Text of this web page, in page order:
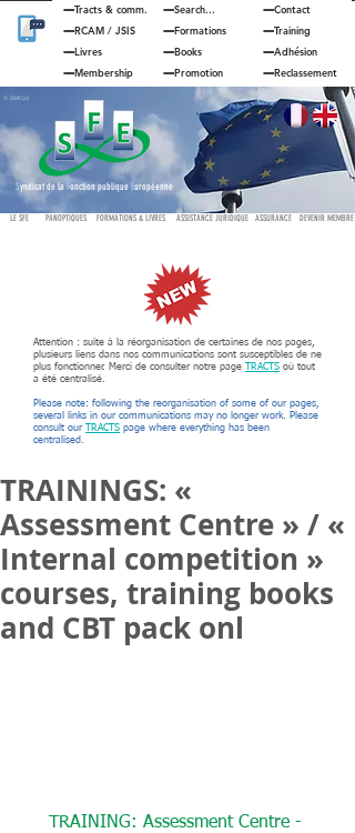
Tracts & comm.
RCAM / JSIS
Livres
Membership
Search...
Formations
Books
Promotion
Contact
Training
Adhésion
Reclassement
© JOUAN Cyril
Syndicat de laFonction publique Européenne
LE SFE PANOPTIQUES FORMATIONS & LIVRES ASSISTANCE JURIDIQUE ASSURANCE DEVENIR MEMBRE
Attention : suite à la réorganisation de certaines de nos pages,
plusieurs liens dans nos communications sont susceptibles de ne
plus fonctionner. Merci de consulter notre page
TRACTS où tout
a été centralisé.
Please note: following the reorganisation of some of our pages,
several links in our communications may no longer work. Please
consult our
TRACTS page where everything has been
centralised.
TRAININGS: «
Assessment Centre » / «
Internal competition »
courses, training books
and CBT pack onl
TRAINING: Assessment Centre -